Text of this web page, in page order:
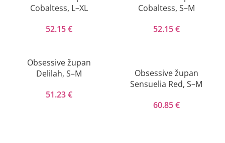
Cobaltess, L–XL
52.15€
Cobaltess, S–M
52.15€
Obsessive župan
Delilah, S–M
51.23€
Obsessive župan
Sensuelia Red, S–M
60.85€